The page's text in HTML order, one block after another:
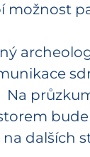
možnost
Na
dalších